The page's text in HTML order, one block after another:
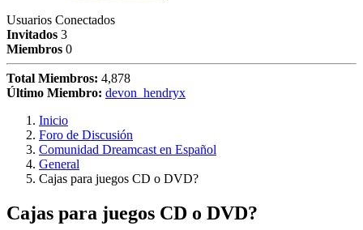
Usuarios Conectados
Invitados 3
Miembros 0
Total Miembros: 4,878
Último Miembro: devon_hendryx
Inicio
Foro de Discusión
Comunidad Dreamcast en Español
General
Cajas para juegos CD o DVD?
Cajas para juegos CD o DVD?